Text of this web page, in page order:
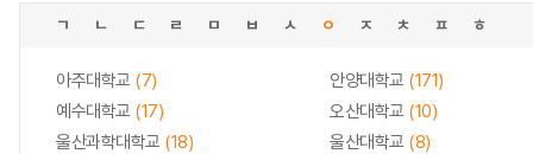
ㄱ ㄴ ㄷ ㄹ ㅁ ㅂ ㅅ ㅇ ㅈ ㅊ ㅍ ㅎ
아주대학교 (7) 안양대학교 (171)
예수대학교 (17) 오산대학교 (10)
울산과학대학교 (18) 울산대학교 (8)